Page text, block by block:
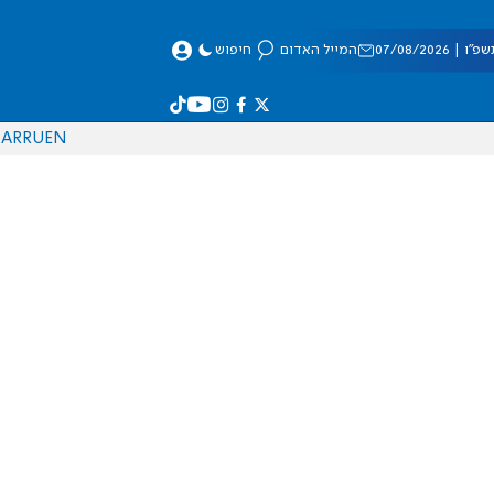
08/2026 המייל האדום חיפוש
EN
RU
AR